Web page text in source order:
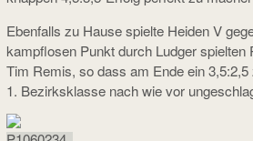
Ebenfalls zu Hause spielte Heiden V
kampflosen Punkt durch Ludger
Tim Remis, so dass am Ende ein
1. Bezirksklasse nach wie vor